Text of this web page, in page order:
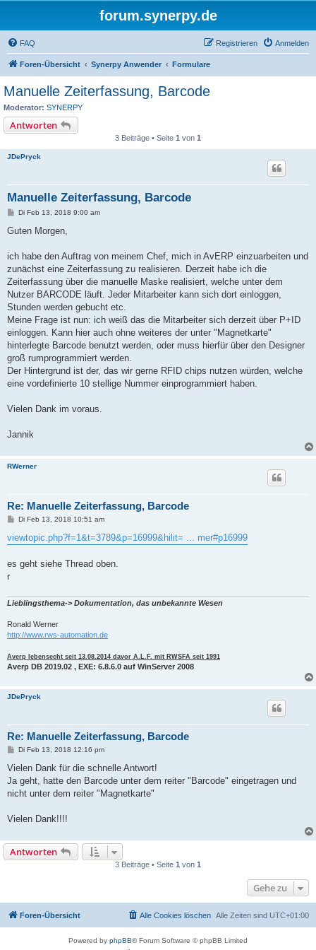
forum.synerpy.de
FAQ Anmelden
Registrieren
Foren-Übersicht Synerpy Anwender Formulare
Manuelle Zeiterfassung, Barcode
Moderator: SYNERPY
Antworten
3 Beiträge • Seite 1 von 1
JDePryck
Manuelle Zeiterfassung, Barcode
B
i
a
Di Feb 13, 2018 9:00 am
Guten Morgen,
ich habe den Auftrag von meinem Chef, mich in AvERP einzuarbeiten und
zunächst eine Zeiterfassung zu realisieren. Derzeit habe ich die
Zeiterfassung über die manuelle Maske realisiert, welche unter dem
Nutzer BARCODE läuft. Jeder Mitarbeiter kann sich dort einloggen,
Stunden werden gebucht etc.
Meine Frage ist nun: ich weiß das die Mitarbeiter sich derzeit über P+ID
einloggen. Kann hier auch ohne weiteres der unter "Magnetkarte"
hinterlegte Barcode benutzt werden, oder muss hierfür über den Designer
groß rumprogrammiert werden.
Der Hintergrund ist der, das wir gerne RFID chips nutzen würden, welche
eine vordefinierte 10 stellige Nummer einprogrammiert haben.
Vielen Dank im voraus.
Jannik
RWerner
Re: Manuelle Zeiterfassung, Barcode
B
i
t
a
g
Di Feb 13, 2018 10:51 am
viewtopic.php?f=1&t=3789&p=16999&hilit= ... mer#p16999
es geht siehe Thread oben.
r
Lieblingsthema-> Dokumentation, das unbekannte Wesen
Ronald Werner
http://www.rws-automation.de
Averp lebensecht seit 13.08.2014 davor A.L.F. mit RWSFA seit 1991
Averp DB 2019.02 , EXE: 6.8.6.0 auf WinServer 2008
JDePryck
Re: Manuelle Zeiterfassung, Barcode
B
i
r
a
Di Feb 13, 2018 12:16 pm
Vielen Dank für die schnelle Antwort!
Ja geht, hatte den Barcode unter dem reiter "Barcode" eingetragen und
nicht unter dem reiter "Magnetkarte"
Vielen Dank!!!!
Antworten
3 Beiträge • Seite 1 von 1
Gehe zu
Foren-Übersicht Alle Zeiten sind UTC+01:00
Alle Cookies löschen
Powered by phpBB® Forum Software © phpBB Limited